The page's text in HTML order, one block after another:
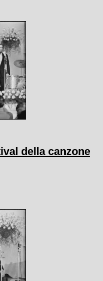
della canzone